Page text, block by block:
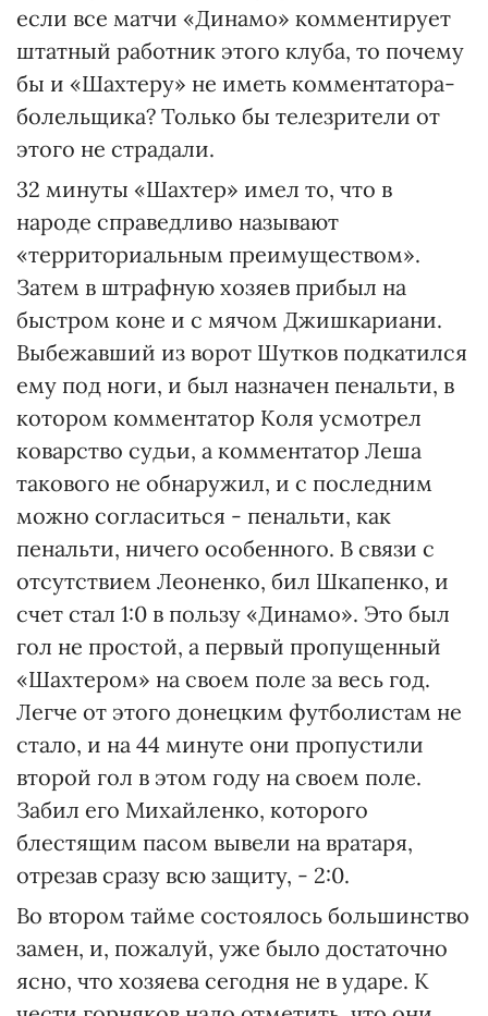
если все матчи «Динамо» комментирует
штатный работник этого клуба, то почему
бы и «Шахтеру» не иметь комментатора-
болельщика? Только бы телезрители от
этого не страдали.
32 минуты «Шахтер» имел то, что в
народе справедливо называют
«территориальным преимуществом».
Затем в штрафную хозяев прибыл на
быстром коне и с мячом Джишкариани.
Выбежавший из ворот Шутков подкатился
ему под ноги, и был назначен пенальти, в
котором комментатор Коля усмотрел
коварство судьи, а комментатор Леша
такового не обнаружил, и с последним
можно согласиться - пенальти, как
пенальти, ничего особенного. В связи с
отсутствием Леоненко, бил Шкапенко, и
счет стал 1:0 в пользу «Динамо». Это был
гол не простой, а первый пропущенный
«Шахтером» на своем поле за весь год.
Легче от этого донецким футболистам не
стало, и на 44 минуте они пропустили
второй гол в этом году на своем поле.
Забил его Михайленко, которого
блестящим пасом вывели на вратаря,
отрезав сразу всю защиту, - 2:0.
Во втором тайме состоялось большинство
замен, и, пожалуй, уже было достаточно
ясно, что хозяева сегодня не в ударе. К